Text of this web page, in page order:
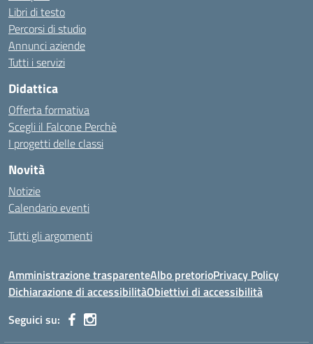
Libri di testo
Percorsi di studio
Annunci aziende
Tutti i servizi
Didattica
Offerta formativa
Scegli il Falcone Perchè
I progetti delle classi
Novità
Notizie
Calendario eventi
Tutti gli argomenti
Amministrazione trasparenteAlbo pretorioPrivacy Policy
Dichiarazione di accessibilitàObiettivi di accessibilità
Seguici su: